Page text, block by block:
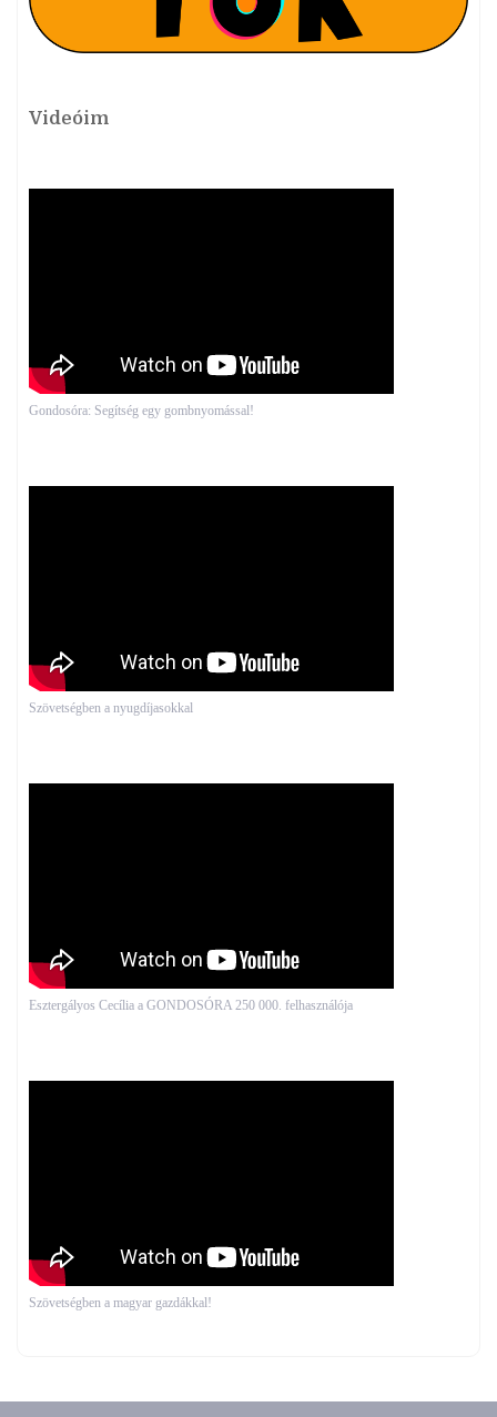
Videóim
Gondosóra: Segítség egy gombnyomással!
Szövetségben a nyugdíjasokkal
Esztergályos Cecília a GONDOSÓRA 250 000. felhasználója
Szövetségben a magyar gazdákkal!